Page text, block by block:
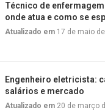
Técnico de
onde atua e como se
Atualizado em 17 de maio
Engenheiro eletricista:
salários e mercado
Atualizado em 20 de março